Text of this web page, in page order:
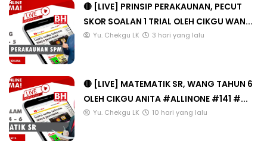
🔴 [LIVE] PRINSIP PERAKAUNAN, PECUT
SKOR SOALAN 1 TRIAL OLEH CIKGU WAN...
Yu. Chekgu LK 3 hari yang lalu
🔴 [LIVE] MATEMATIK SR, WANG TAHUN 6
OLEH CIKGU ANITA #ALLINONE #141 #...
Yu. Chekgu LK 10 hari yang lalu